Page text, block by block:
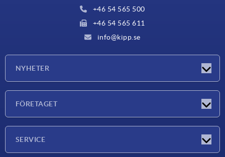
+46 54 565 500
+46 54 565 611
info@kipp.se
NYHETER
FÖRETAGET
SERVICE